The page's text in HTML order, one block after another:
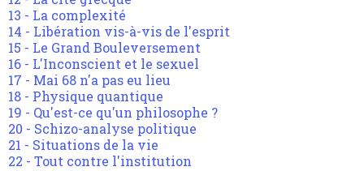
13 - La complexité
14 - Libération vis-à-vis de l'esprit
15 - Le Grand Bouleversement
16 - L'Inconscient et le sexuel
17 - Mai 68 n'a pas eu lieu
18 - Physique quantique
19 - Qu'est-ce qu'un philosophe ?
20 - Schizo-analyse politique
21 - Situations de la vie
22 - Tout contre l'institution